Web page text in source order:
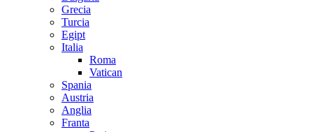
Grecia
Turcia
Egipt
Italia
Roma
Vatican
Spania
Austria
Anglia
Franta